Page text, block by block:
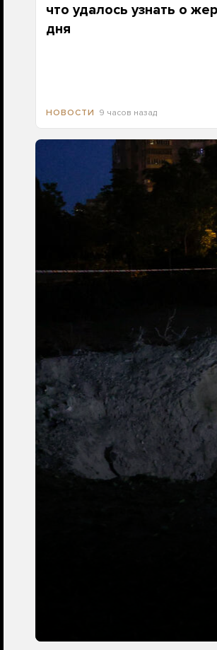
что удалось узнать о
дня
НОВОСТИ 9 часов назад